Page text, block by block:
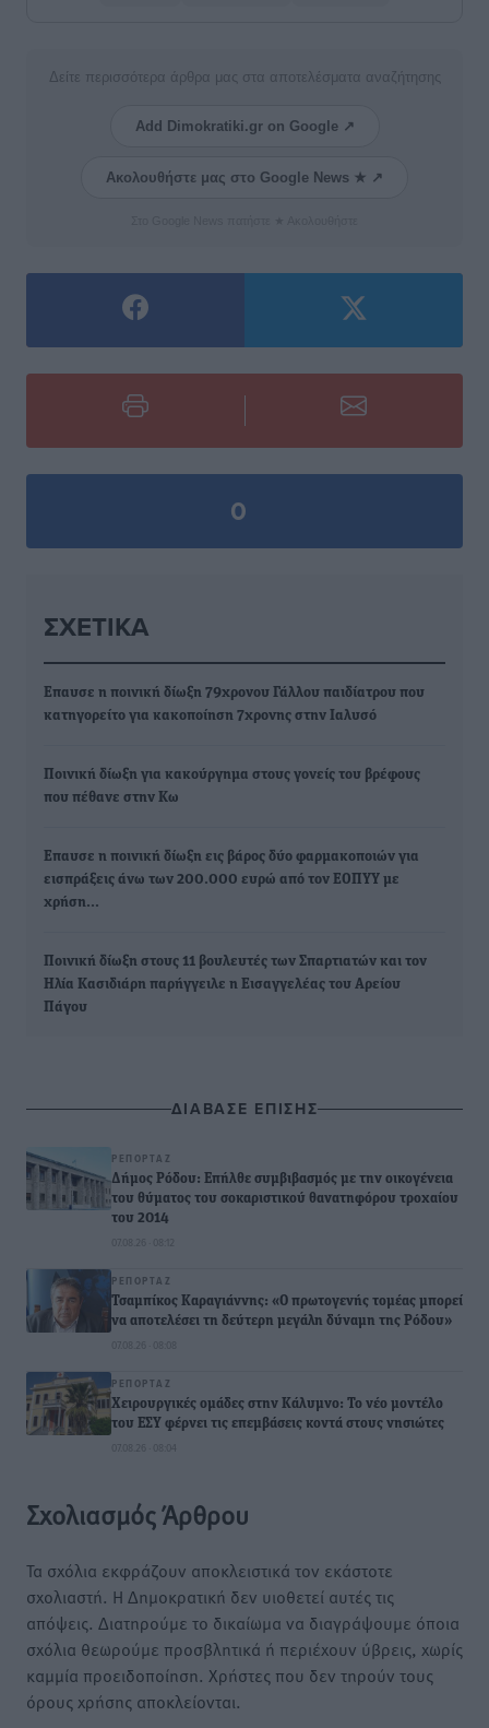
Δείτε περισσότερα άρθρα μας στα αποτελέσματα αναζήτησης
Add Dimokratiki.gr on Google ↗
Ακολουθήστε μας στο Google News ★ ↗
0
ΣΧΕΤΙΚΆ
Επαυσε η ποινική δίωξη 79χρονου Γάλλου παιδίατρου που
κατηγορείτο για κακοποίηση 7χρονης στην Ιαλυσό
Ποινική δίωξη για κακούργημα στους γονείς του βρέφους
που πέθανε στην Κω
Επαυσε η ποινική δίωξη εις βάρος δύο φαρμακοποιών για
εισπράξεις άνω των 200.000 ευρώ από τον ΕΟΠΥΥ με
χρήση…
Ποινική δίωξη στους 11 βουλευτές των Σπαρτιατών και τον
Ηλία Κασιδιάρη παρήγγειλε η Εισαγγελέας του Αρείου
Πάγου
ΔΙΑΒΑΣΕ ΕΠΙΣΗΣ
ΡΕΠΟΡΤΆΖ
Δήμος Ρόδου: Επήλθε συμβιβασμός με την οικογένεια
του θύματος του σοκαριστικού θανατηφόρου τροχαίου
του 2014
07.08.26 · 08:12
ΡΕΠΟΡΤΆΖ
Τσαμπίκος Καραγιάννης: «Ο πρωτογενής τομέας μπορεί
να αποτελέσει τη δεύτερη μεγάλη δύναμη της Ρόδου»
07.08.26 · 08:08
ΡΕΠΟΡΤΆΖ
Χειρουργικές ομάδες στην Κάλυμνο: Το νέο μοντέλο
του ΕΣΥ φέρνει τις επεμβάσεις κοντά στους νησιώτες
07.08.26 · 08:04
Σχολιασμός Άρθρου
Τα σχόλια εκφράζουν αποκλειστικά τον εκάστοτε
σχολιαστή. Η Δημοκρατική δεν υιοθετεί αυτές τις
απόψεις. Διατηρούμε το δικαίωμα να διαγράψουμε όποια
σχόλια θεωρούμε προσβλητικά ή περιέχουν ύβρεις, χωρίς
καμμία προειδοποίηση. Χρήστες που δεν τηρούν τους
όρους χρήσης αποκλείονται.